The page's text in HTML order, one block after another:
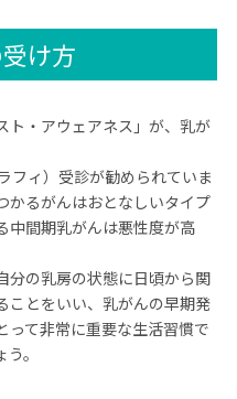
け方
ト・アウェアネス」が、乳が
フィ）受診が勧められていま
かるがんはおとなしいタイプ
中間期乳がんは悪性度が高
分の乳房の状態に日頃から関
ことをいい、乳がんの早期発
って非常に重要な生活習慣で
。